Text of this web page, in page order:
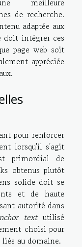
meilleure
de recherche.
adaptée aux
doit intégrer ces
page web soit
appréciée
pour renforcer
lorsqu'il s'agit
primordial de
obtenus plutôt
solide doit se
et de haute
autorité dans
textutilisé
choisi pour
au domaine.